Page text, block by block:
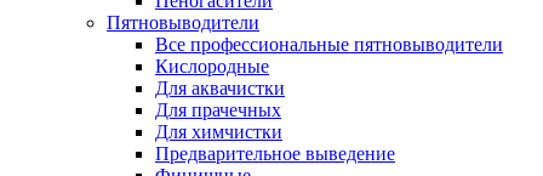
Пятновыводители
Все профессиональные пятновыводители
Кислородные
Для аквачистки
Для прачечных
Для химчистки
Предварительное выведение